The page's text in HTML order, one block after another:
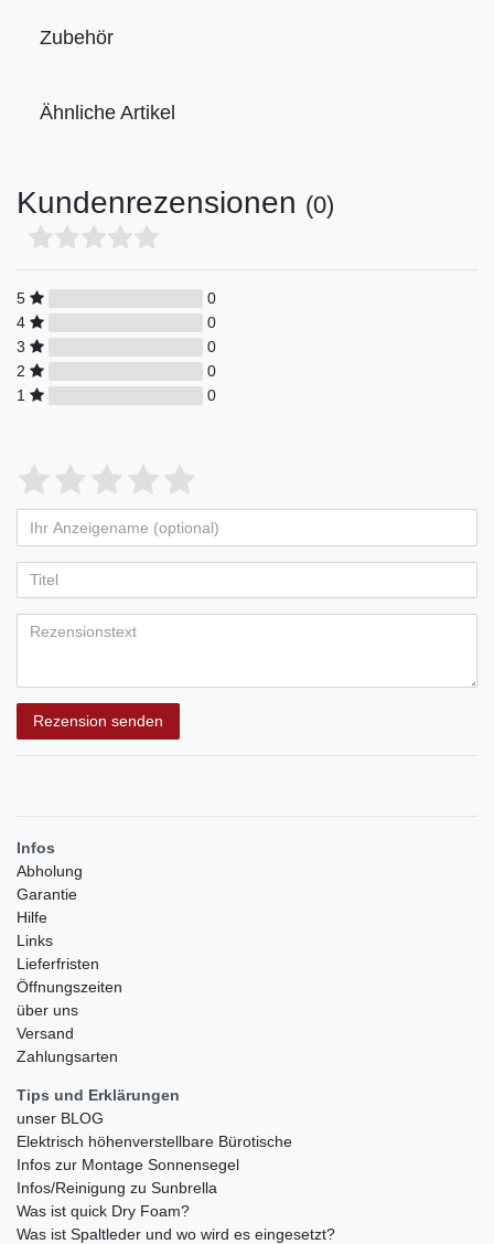
Zubehör
Ähnliche Artikel
Kundenrezensionen (0)
5
0
4
0
3
0
2
0
1
0
Bewertungssterne
von
5
Bewertungssternen
4
von
5
Bewertungssternen
3
von
5
Bewertungssternen
2
von
5
Bewertungssternen
1
von
5
Bewertungssternen
Anzeigename
(optional)
Rezension senden
Infos
Abholung
Garantie
Hilfe
Links
Lieferfristen
Öffnungszeiten
über uns
Versand
Zahlungsarten
Tips und Erklärungen
unser BLOG
Elektrisch höhenverstellbare Bürotische
Infos zur Montage Sonnensegel
Infos/Reinigung zu Sunbrella
Was ist quick Dry Foam?
Was ist Spaltleder und wo wird es eingesetzt?